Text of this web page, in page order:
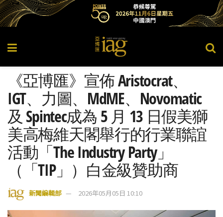
《亞博匯》宣佈 Aristocrat、
IGT、力圖、MdME、Novomatic
及 Spintec成為 5 月 13 日假美獅
美高梅維天閣舉行的行業聯誼
活動「The Industry Party」
（「TIP」）白金級贊助商
新聞編輯部 2026年05月05日 10:10